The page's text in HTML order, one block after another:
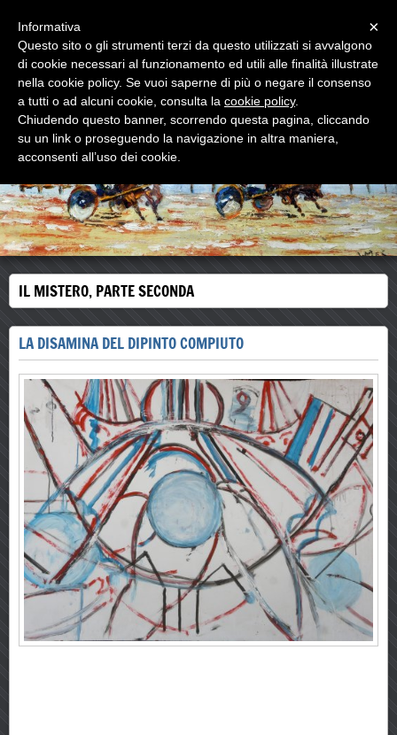
WOODNS
L'ultimo MAESTRO di strada
IL MISTERO, PARTE SECONDA
LA DISAMINA DEL DIPINTO COMPIUTO
×
Informativa
Questo sito o gli strumenti terzi da questo utilizzati si avvalgono
di cookie necessari al funzionamento ed utili alle finalità illustrate
nella cookie policy. Se vuoi saperne di più o negare il consenso
a tutti o ad alcuni cookie, consulta la cookie policy.
Chiudendo questo banner, scorrendo questa pagina, cliccando
su un link o proseguendo la navigazione in altra maniera,
acconsenti all’uso dei cookie.